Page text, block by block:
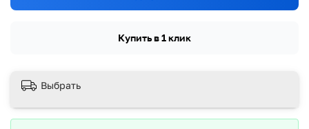
Купить в 1 клик
Выбрать